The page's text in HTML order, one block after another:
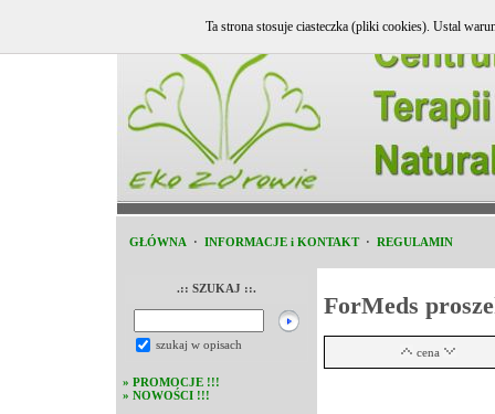
GŁÓWNA · INFORMACJE i KONTAKT · REGULAMIN
.:: SZUKAJ ::.
szukaj w opisach
» PROMOCJE !!!
» NOWOŚCI !!!
ForMeds
cena
Ta strona stosuje ciasteczka (pliki cookies). Ustal